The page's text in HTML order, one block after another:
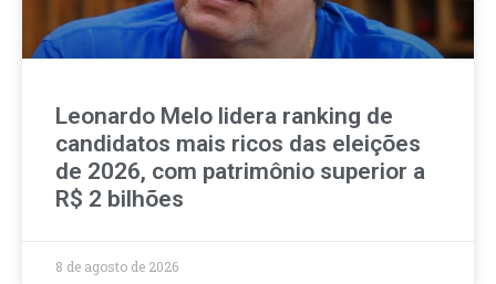
Leonardo Melo lidera ranking de
candidatos mais ricos das eleições
de 2026, com patrimônio superior a
R$ 2 bilhões
8 de agosto de 2026